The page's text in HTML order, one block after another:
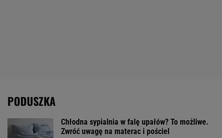
PODUSZKA
Chłodna sypialnia w falę upałów? To możliwe.
Zwróć uwagę na materac i pościel